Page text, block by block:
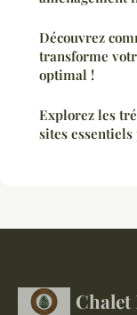
Découvrez
transforme
optimal !
Explorez les
sites
Chalet